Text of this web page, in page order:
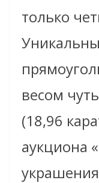
только
весом
(18,96
аукциона